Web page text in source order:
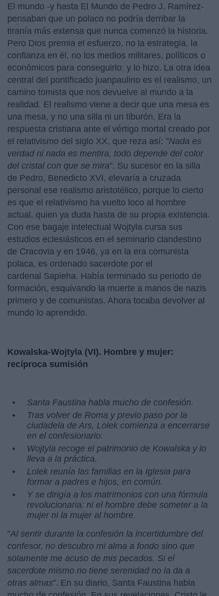
El mundo -y hasta El Mundo de Pedro J. Ramírez-
pensaban que un polaco no podría derribar la
tiranía más extensa que nunca comenzó la historia.
Pero Dios premia el esfuerzo, no la estrategia, la
confianza en él, no los medios militares, políticos o
económicos para conseguirlo: y lo hizo. La otra idea
central del pontificado juanpaulino es el realismo, un
camino tomista que nos devuelve al mundo a la
realidad. El realismo viene a decir que una mesa es
una mesa, y no una silla ni un tiburón. Era la
respuesta cristiana ante el vértigo mortal creado por
el relativismo del siglo XX, que reza así: "Nada es
verdad ni nada es mentira, todo depende del color
del cristal con que se mira". Su sucesor en la silla
de Pedro, Benedicto XVI, elevaría a cruzada
personal ese realismo aristotélico, porque lo cierto
es que el relativismo ha vuelto loco al hombre
actual, quien ya duda hasta de su propia existencia.
Con ese bagaje intelectual Wojtyla cursa sus
estudios eclesiásticos en el seminario clandestino
de Cracovia y en 1946, ya en la era comunista
polaca, es ordenado sacerdote por el
cardenal Sapieha. Había terminado su periodo de
formación, esquivando la muerte a manos de nazis
primero y de comunistas. Ahora tocaba devolver al
mundo lo aprendido.
Kowalska-Wojtyla (VI). Hombre y mujer:
recíproca sumisión
Santa Faustina habla mucho de confesión.
Tras volver de Roma y previo paso por la
ciudadela de Ars, Lolek comienza a encerrarse
en el confesionario.
Wojtyla recoge el patrimonio de Kowalska y lo
lleva a la práctica.
Lolek reunía las familias en la Iglesia para
formar a padres e hijos, en común.
Y se dirigía a los matrimonios con una fórmula
revolucionaria: ni el hombre debe someter a la
mujer ni la mujer al hombre.
"Al sentir durante la confesión la incertidumbre del
confesor, no descubro mi alma a fondo sino que
solamente me acuso de mis pecados. Si el
sacerdote mismo no tiene serenidad no la da a
otras almas". En su diario, Santa Faustina habla